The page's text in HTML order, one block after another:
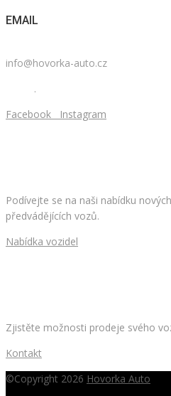
EMAIL
info@hovorka-auto.cz
.
Facebook
Instagram
Podívejte se na naši nabídku
předvádějících vozů.
Nabídka vozidel
Zjistěte možnosti prodeje svého
Kontakt
©Copyright 2026 Hovorka Auto